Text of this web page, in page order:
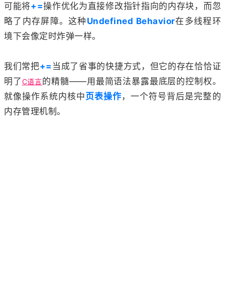
可能将+=操作优化为直接修改指针指向的内存块，而忽
略了内存屏障。这种 Undefined Behavior在多线程环
境下会像定时炸弹一样。
我们常把+= 当成了省事的快捷方式，但它的存在恰恰证
明了C语言的精髓——用最简语法暴露最底层的控制权。
就像操作系统内核中页表操作 ，一个符号背后是完整的
内存管理机制。